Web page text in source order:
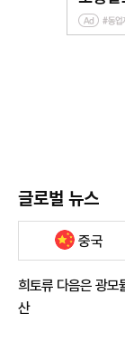
글로벌 뉴스
중국
희토류 다음은 광
산